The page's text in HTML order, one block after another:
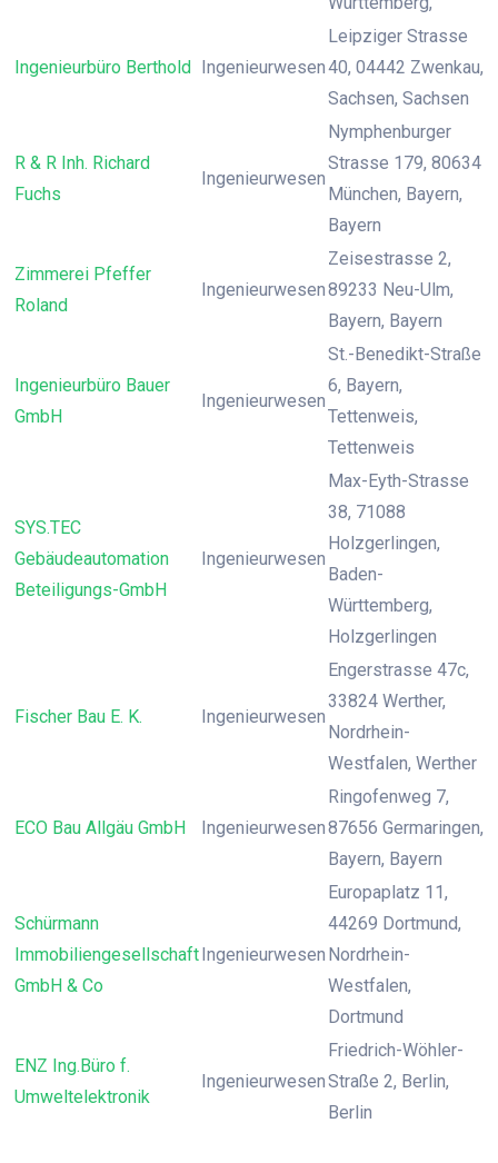
Ingenieurbüro Berthold Ingenieurwesen
Leipziger Strasse
40, 04442 Zwenkau,
Sachsen, Sachsen
R & R Inh. Richard
Fuchs
Ingenieurwesen
Nymphenburger
Strasse 179, 80634
München, Bayern,
Bayern
Zimmerei Pfeffer
Roland
Ingenieurwesen
Zeisestrasse 2,
89233 Neu-Ulm,
Bayern, Bayern
Ingenieurbüro Bauer
GmbH
Ingenieurwesen
St.-Benedikt-Straße
6, Bayern,
Tettenweis,
Tettenweis
SYS.TEC
Gebäudeautomation
Beteiligungs-GmbH
Ingenieurwesen
Max-Eyth-Strasse
38, 71088
Holzgerlingen,
Baden-
Württemberg,
Holzgerlingen
Fischer Bau E. K. Ingenieurwesen
Engerstrasse 47c,
33824 Werther,
Nordrhein-
Westfalen, Werther
ECO Bau Allgäu GmbH Ingenieurwesen
Ringofenweg 7,
87656 Germaringen,
Bayern, Bayern
Schürmann
Immobiliengesellschaft
GmbH & Co
Ingenieurwesen
Europaplatz 11,
44269 Dortmund,
Nordrhein-
Westfalen,
Dortmund
ENZ Ing.Büro f.
Umweltelektronik
Ingenieurwesen
Friedrich-Wöhler-
Straße 2, Berlin,
Berlin